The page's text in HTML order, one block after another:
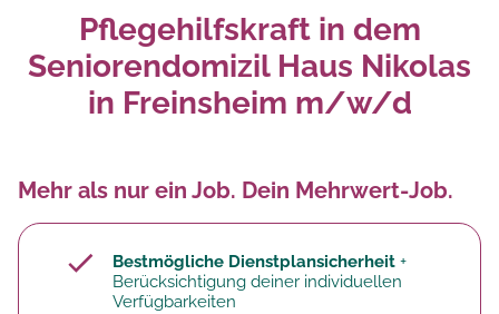
Pflegehilfskraft in dem
Seniorendomizil Haus Nikolas
in Freinsheim m/w/d
Mehr als nur ein Job. Dein Mehrwert-Job.
Bestmögliche Dienstplansicherheit +
Berücksichtigung deiner individuellen
Verfügbarkeiten